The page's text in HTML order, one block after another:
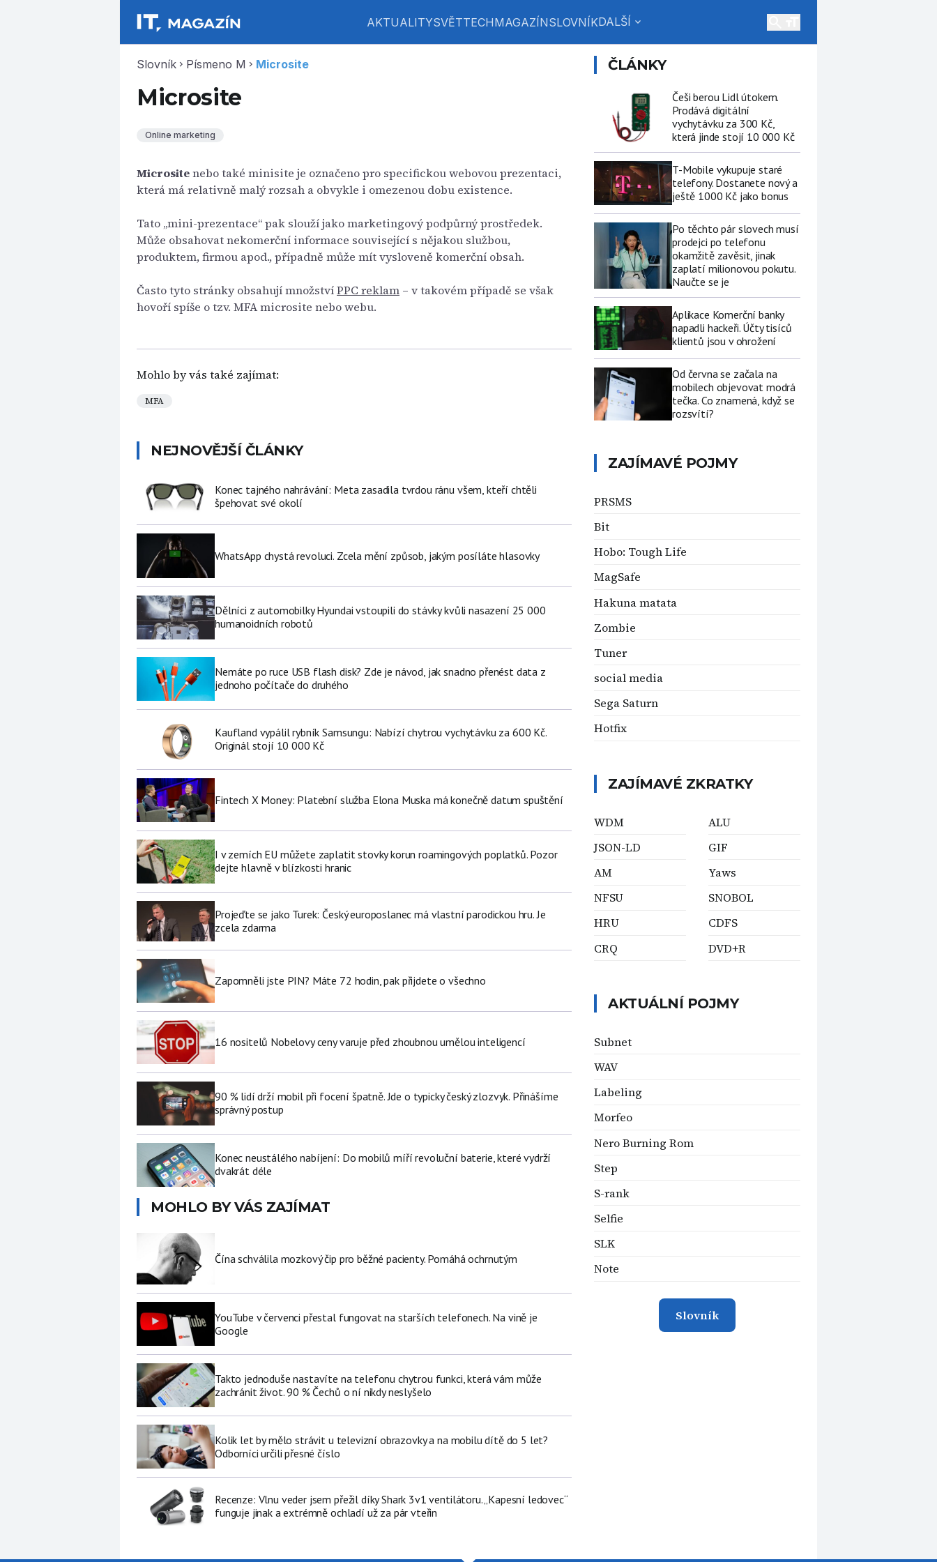
AKTUALITYSVĚTTECHMAGAZÍNSLOVNÍKDALŠÍ expand_more
Slovník chevron_right Písmeno M chevron_right Microsite
Microsite
Online marketing
Micrositenebo také minisite je označeno pro specifickou webovou prezentaci,
která má relativně malý rozsah a obvykle i omezenou dobu existence.
Tato „mini-prezentace“ pak slouží jako marketingový podpůrný prostředek.
Může obsahovat nekomerční informace související s nějakou službou,
produktem, firmou apod., případně může mít vysloveně komerční obsah.
Často tyto stránky obsahují množstvíPPC reklam – v takovém případě se však
hovoří spíše o tzv. MFA microsite nebo webu.
Mohlo by vás také zajímat:
MFA
NEJNOVĚJŠÍ ČLÁNKY
Konec tajného nahrávání: Meta zasadila tvrdou ránu všem, kteří chtěli
špehovat své okolí
WhatsApp chystá revoluci. Zcela mění způsob, jakým posíláte hlasovky
Dělníci z automobilky Hyundai vstoupili do stávky kvůli nasazení 25 000
humanoidních robotů
Nemáte po ruce USB flash disk? Zde je návod, jak snadno přenést data z
jednoho počítače do druhého
Kaufland vypálil rybník Samsungu: Nabízí chytrou vychytávku za 600 Kč.
Originál stojí 10 000 Kč
Fintech X Money: Platební služba Elona Muska má konečně datum spuštění
I v zemích EU můžete zaplatit stovky korun roamingových poplatků. Pozor
dejte hlavně v blízkosti hranic
Projeďte se jako Turek: Český europoslanec má vlastní parodickou hru. Je
zcela zdarma
Zapomněli jste PIN? Máte 72 hodin, pak přijdete o všechno
16 nositelů Nobelovy ceny varuje před zhoubnou umělou inteligencí
90 % lidí drží mobil při focení špatně. Jde o typicky český zlozvyk. Přinášíme
správný postup
Konec neustálého nabíjení: Do mobilů míří revoluční baterie, které vydrží
dvakrát déle
MOHLO BY VÁS ZAJÍMAT
Čína schválila mozkový čip pro běžné pacienty. Pomáhá ochrnutým
YouTube v červenci přestal fungovat na starších telefonech. Na vině je
Google
Takto jednoduše nastavíte na telefonu chytrou funkci, která vám může
zachránit život. 90 % Čechů o ní nikdy neslyšelo
Kolik let by mělo strávit u televizní obrazovky a na mobilu dítě do 5 let?
Odborníci určili přesné číslo
Recenze: Vlnu veder jsem přežil díky Shark 3v1 ventilátoru. „Kapesní ledovec“
funguje jinak a extrémně ochladí už za pár vteřin
ČLÁNKY
Češi berou Lidl útokem.
Prodává digitální
vychytávku za 300 Kč,
která jinde stojí 10 000 Kč
T-Mobile vykupuje staré
telefony. Dostanete nový a
ještě 1000 Kč jako bonus
Po těchto pár slovech musí
prodejci po telefonu
okamžitě zavěsit, jinak
zaplatí milionovou pokutu.
Naučte se je
Aplikace Komerční banky
napadli hackeři. Účty tisíců
klientů jsou v ohrožení
Od června se začala na
mobilech objevovat modrá
tečka. Co znamená, když se
rozsvítí?
ZAJÍMAVÉ POJMY
PRSMS
Bit
Hobo: Tough Life
MagSafe
Hakuna matata
Zombie
Tuner
social media
Sega Saturn
Hotfix
ZAJÍMAVÉ ZKRATKY
WDM
JSON-LD
AM
NFSU
HRU
CRQ
ALU
GIF
Yaws
SNOBOL
CDFS
DVD+R
AKTUÁLNÍ POJMY
Subnet
WAV
Labeling
Morfeo
Nero Burning Rom
Step
S-rank
Selfie
SLK
Note
Slovník